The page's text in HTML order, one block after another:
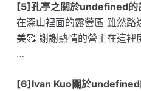
[5]孔亭之關於undefined的
在深山裡面的露營區 雖然路
美🥰 謝謝熱情的營主在這裡
…
[6]Ivan Kuo關於undefined